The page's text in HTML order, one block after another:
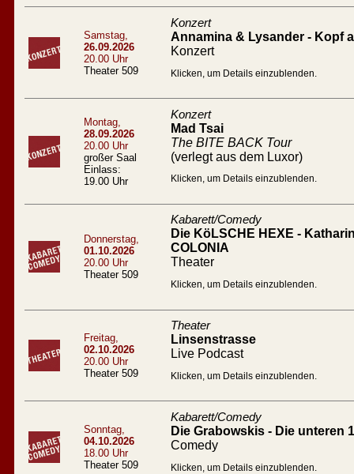
Samstag,
26.09.2026
20.00 Uhr
Theater 509
Konzert
Annamina & Lysander - Kopf
Konzert
Klicken, um Details einzublenden.
Montag,
28.09.2026
20.00 Uhr
großer Saal
Einlass:
19.00 Uhr
Konzert
Mad Tsai
The BITE BACK Tour
(verlegt aus dem Luxor)
Klicken, um Details einzublenden.
Donnerstag,
01.10.2026
20.00 Uhr
Theater 509
Kabarett/Comedy
Die KöLSCHE HEXE -
COLONIA
Theater
Klicken, um Details einzublenden.
Freitag,
02.10.2026
20.00 Uhr
Theater 509
Theater
Linsenstrasse
Live Podcast
Klicken, um Details einzublenden.
Sonntag,
04.10.2026
18.00 Uhr
Theater 509
Kabarett/Comedy
Die Grabowskis - Die unteren
Comedy
Klicken, um Details einzublenden.